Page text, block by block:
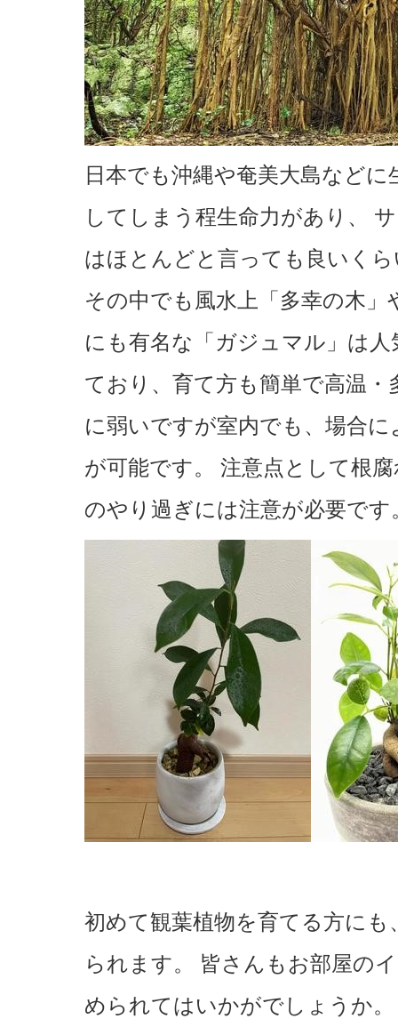
日本でも沖縄や奄美大島など
してしまう程生命力があり、
はほとんどと言っても良いく
その中でも風水上「多幸の木
にも有名な「ガジュマル」は
ており、育て方も簡単で高温
に弱いですが室内でも、場合
が可能です。 注意点として根
のやり過ぎには注意が必要です
初めて観葉植物を育てる方に
られます。 皆さんもお部屋の
められてはいかがでしょうか